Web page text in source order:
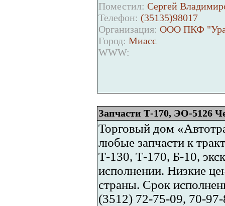
Поместил: Сергей
Телефон: (35135)98017
Организация: ООО ПКФ
Город: Миасс
WWW:
Запчасти Т-170, ЭО-5126
Торговый дом
любые запчасти к
Т-130, Т-170, Б-10,
исполнении. Низкие
страны. Срок
(3512) 72-75-09, 70-